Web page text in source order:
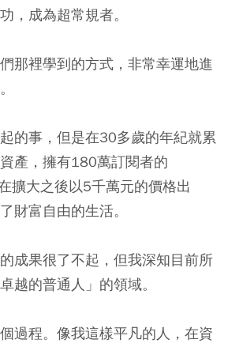
，成為超常規者。
那裡學到的方式，非常幸運地進
的事，但是在30多歲的年紀就累
產，擁有180萬訂閱者的
擴大之後以5千萬元的價格出
財富自由的生活。
成果很了不起，但我深知目前所
越的普通人」的領域。
過程。像我這樣平凡的人，在資